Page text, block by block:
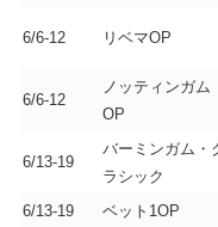
6/6-12 リベマOP
6/6-12
ノッティンガム
OP
6/13-19
バーミンガム・
ラシック
6/13-19 ベット1OP